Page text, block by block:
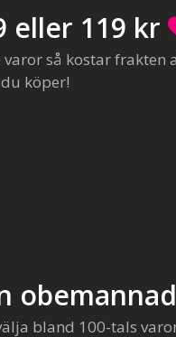
eller 119 kr
så kostar frakten
köper!
bland 100-tals